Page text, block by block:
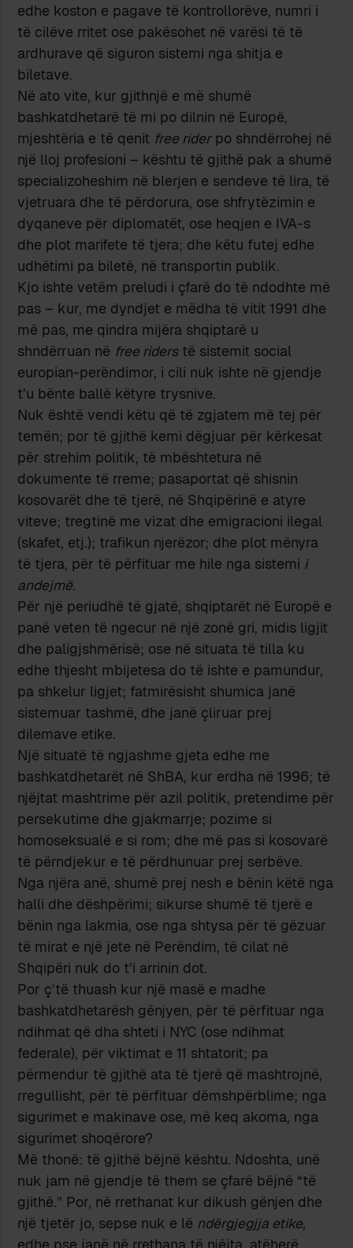
edhe koston e pagave të kontrollorëve, numri i
të cilëve rritet ose pakësohet në varësi të të
ardhurave që siguron sistemi nga shitja e
biletave.
Në ato vite, kur gjithnjë e më shumë
bashkatdhetarë të mi po dilnin në Europë,
mjeshtëria e të qenit free riderpo shndërrohej në
një lloj profesioni – kështu të gjithë pak a shumë
specializoheshim në blerjen e sendeve të lira, të
vjetruara dhe të përdorura, ose shfrytëzimin e
dyqaneve për diplomatët, ose heqjen e IVA-s
dhe plot marifete të tjera; dhe këtu futej edhe
udhëtimi pa biletë, në transportin publik.
Kjo ishte vetëm preludi i çfarë do të ndodhte më
pas – kur, me dyndjet e mëdha të vitit 1991 dhe
më pas, me qindra mijëra shqiptarë u
shndërruan në free riderstë sistemit social
europian-perëndimor, i cili nuk ishte në gjendje
t’u bënte ballë këtyre trysnive.
Nuk është vendi këtu që të zgjatem më tej për
temën; por të gjithë kemi dëgjuar për kërkesat
për strehim politik, të mbështetura në
dokumente të rreme; pasaportat që shisnin
kosovarët dhe të tjerë, në Shqipërinë e atyre
viteve; tregtinë me vizat dhe emigracioni ilegal
(skafet, etj.); trafikun njerëzor; dhe plot mënyra
të tjera, për të përfituar me hile nga sistemi i
andejmë.
Për një periudhë të gjatë, shqiptarët në Europë e
panë veten të ngecur në një zonë gri, midis ligjit
dhe paligjshmërisë; ose në situata të tilla ku
edhe thjesht mbijetesa do të ishte e pamundur,
pa shkelur ligjet; fatmirësisht shumica janë
sistemuar tashmë, dhe janë çliruar prej
dilemave etike.
Një situatë të ngjashme gjeta edhe me
bashkatdhetarët në ShBA, kur erdha në 1996; të
njëjtat mashtrime për azil politik, pretendime për
persekutime dhe gjakmarrje; pozime si
homoseksualë e si rom; dhe më pas si kosovarë
të përndjekur e të përdhunuar prej serbëve.
Nga njëra anë, shumë prej nesh e bënin këtë nga
halli dhe dëshpërimi; sikurse shumë të tjerë e
bënin nga lakmia, ose nga shtysa për të gëzuar
të mirat e një jete në Perëndim, të cilat në
Shqipëri nuk do t’i arrinin dot.
Por ç’të thuash kur një masë e madhe
bashkatdhetarësh gënjyen, për të përfituar nga
ndihmat që dha shteti i NYC (ose ndihmat
federale), për viktimat e 11 shtatorit; pa
përmendur të gjithë ata të tjerë që mashtrojnë,
rregullisht, për të përfituar dëmshpërblime; nga
sigurimet e makinave ose, më keq akoma, nga
sigurimet shoqërore?
Më thonë: të gjithë bëjnë kështu. Ndoshta, unë
nuk jam në gjendje të them se çfarë bëjnë “të
gjithë.” Por, në rrethanat kur dikush gënjen dhe
një tjetër jo, sepse nuk e lë ndërgjegjja etike,